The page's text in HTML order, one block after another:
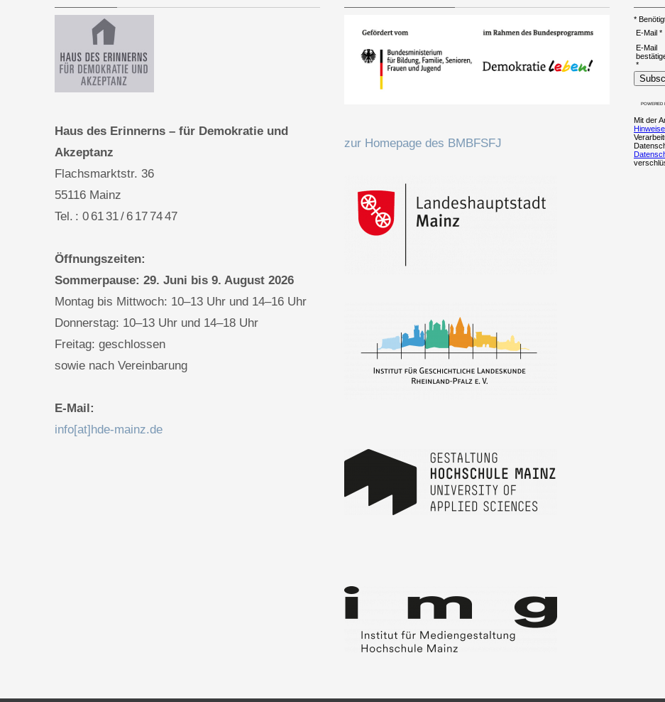
Haus des Erinnerns – für Demokratie und
Akzeptanz
Flachsmarktstr. 36
55116 Mainz
Tel. : 0 61 31 / 6 17 74 47
Öffnungszeiten:
Sommerpause: 29. Juni bis 9. August 2026
Montag bis Mittwoch: 10–13 Uhr und 14–16 Uhr
Donnerstag: 10–13 Uhr und 14–18 Uhr
Freitag: geschlossen
sowie nach Vereinbarung
E-Mail:
info[at]hde-mainz.de
zur Homepage des BMBFSFJ